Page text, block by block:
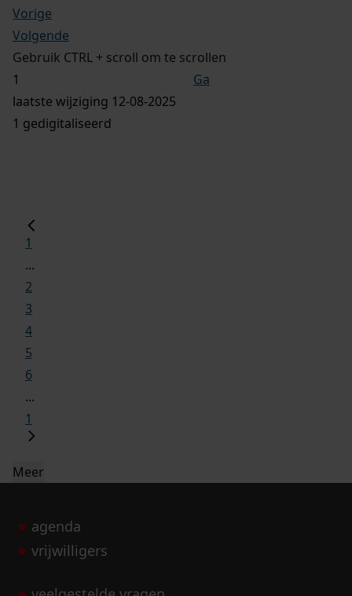
Vorige
Volgende
Gebruik CTRL + scroll om te scrollen
Ga
laatste wijziging 12-08-2025
1 gedigitaliseerd
1
...
2
3
4
5
6
...
1
Meer
agenda
vrijwilligers